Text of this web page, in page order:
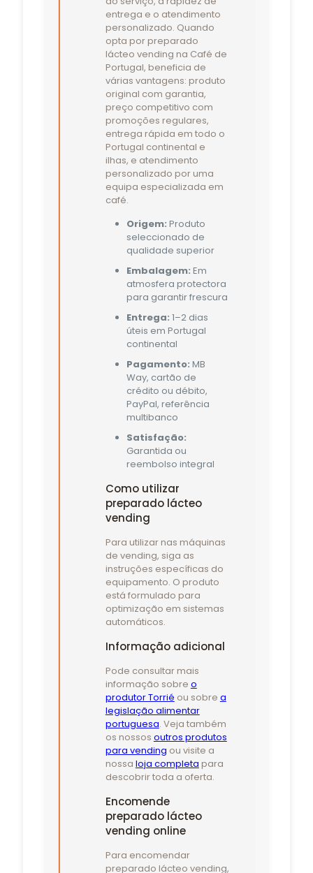
entrega e o atendimento
personalizado. Quando
opta por preparado
lácteo vending na Café de
Portugal, beneficia de
várias vantagens: produto
original com garantia,
preço competitivo com
promoções regulares,
entrega rápida em todo o
Portugal continental e
ilhas, e atendimento
personalizado por uma
equipa especializada em
café.
Origem: Produto
seleccionado de
qualidade superior
Embalagem: Em
atmosfera protectora
para garantir frescura
Entrega: 1–2 dias
úteis em Portugal
continental
Pagamento: MB
Way, cartão de
crédito ou débito,
PayPal, referência
multibanco
Satisfação:
Garantida ou
reembolso integral
Como utilizar
preparado lácteo
vending
Para utilizar nas máquinas
de vending, siga as
instruções específicas do
equipamento. O produto
está formulado para
optimização em sistemas
automáticos.
Informação adicional
Pode consultar mais
informação sobre o
produtor Torrié ou sobre a
legislação alimentar
portuguesa. Veja também
os nossos outros produtos
para vending ou visite a
nossa loja completa para
descobrir toda a oferta.
Encomende
preparado lácteo
vending online
Para encomendar
preparado lácteo vending,